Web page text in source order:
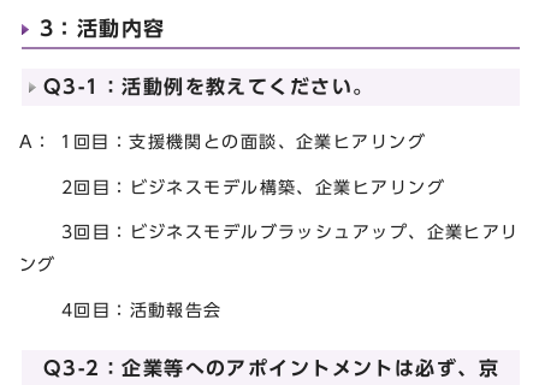
3：活動内容
Q3-1：活動例を教えてください。
A： 1回目：支援機関との面談、企業ヒアリング
2回目：ビジネスモデル構築、企業ヒアリング
3回目：ビジネスモデルブラッシュアップ、企業ヒアリ
ング
4回目：活動報告会
Q3-2：企業等へのアポイントメントは必ず、京